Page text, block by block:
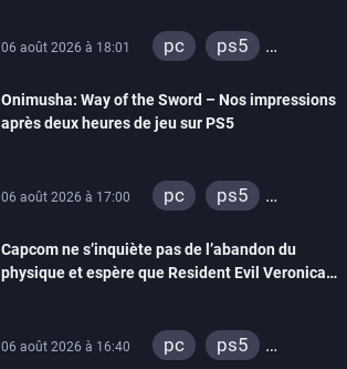
06 août 2026 à 18:01 pc
ps5
switch 2
Onimusha: Way of the Sword – Nos impressions
après deux heures de jeu sur PS5
06 août 2026 à 17:00 pc
ps5
switch 2
Capcom ne s’inquiète pas de l’abandon du
physique et espère que Resident Evil Veronica
06 août 2026 à 16:40 pc
ps5